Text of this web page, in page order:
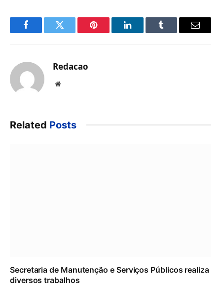
FacebookTwitter Pinterest LinkedInTumblr Email
Redacao
Website
Related Posts
Secretaria de Manutenção e Serviços Públicos realiza
diversos trabalhos